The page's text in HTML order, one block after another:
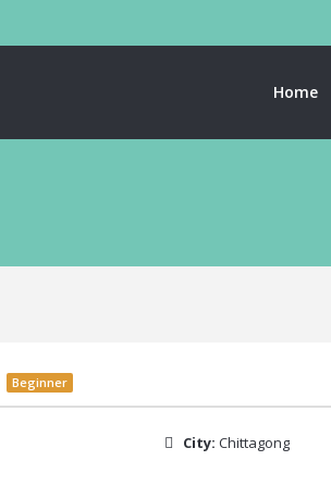
Home
Beginner
City: Chittagong